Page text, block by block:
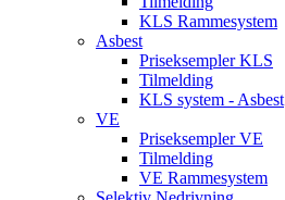
KLS Rammesystem
Asbest
Priseksempler KLS
Tilmelding
KLS system - Asbest
VE
Priseksempler VE
Tilmelding
VE Rammesystem